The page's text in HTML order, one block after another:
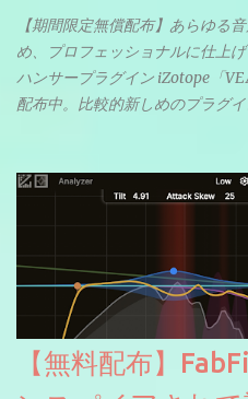
【期間限定無償配布】あらゆる
め、プロフェッショナルに仕上
ハンサープラグイン iZotope「
配布中。比較的新しめのプラグ
【無料配布】